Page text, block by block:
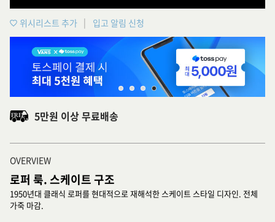
위시리스트 추가 입고 알림 신청
5만원 이상 무료배송
OVERVIEW
로퍼 룩. 스케이트 구조
1950년대 클래식 로퍼를 현대적으로 재해석한 스케이트 스타일 디자인. 전체
가죽 마감.